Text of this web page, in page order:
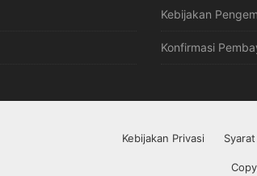
Kebijakan
Konfirmasi
Kebijakan Privasi